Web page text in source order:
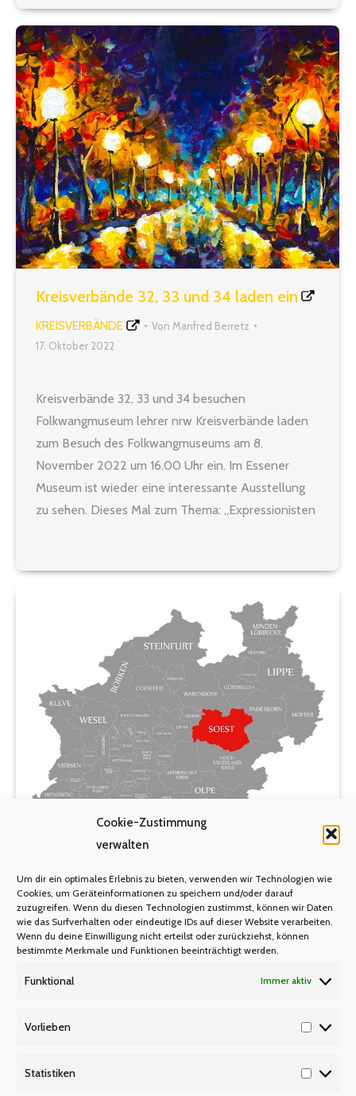
Cookie-Zustimmung
verwalten
Um dir ein optimales Erlebnis zu bieten, verwenden wir Technologien wie
Cookies, um Geräteinformationen zu speichern und/oder darauf
zuzugreifen. Wenn du diesen Technologien zustimmst, können wir Daten
wie das Surfverhalten oder eindeutige IDs auf dieser Website verarbeiten.
Wenn du deine Einwilligung nicht erteilst oder zurückziehst, können
bestimmte Merkmale und Funktionen beeinträchtigt werden.
Funktional Immer aktiv
Vorlieben
Statistiken
möchten. Am 1. Dezember steht der Besuch…
Kreisverbände 32, 33 und 34 laden ein
KREISVERBÄNDE Von Manfred Berretz
17. Oktober 2022
Kreisverbände 32, 33 und 34 besuchen
Folkwangmuseum lehrer nrw Kreisverbände laden
zum Besuch des Folkwangmuseums am 8.
November 2022 um 16.00 Uhr ein. Im Essener
Museum ist wieder eine interessante Ausstellung
zu sehen. Dieses Mal zum Thema: „Expressionisten
Folkwang Museumsplatz 1, 45128 Essen…
Seniorenexkursion nach Soest
lehrer nrw Senioren und Seniorinnen besuchen
sowie den Soester Weihnachtsmarkt Am 1.